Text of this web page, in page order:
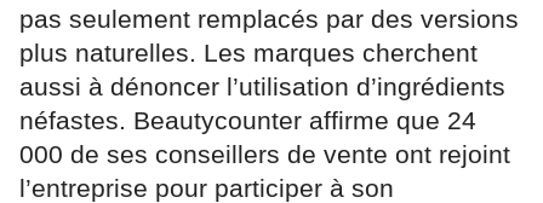
pas seulement remplacés par des versions
plus naturelles. Les marques cherchent
aussi à dénoncer l’utilisation d’ingrédients
néfastes. Beautycounter affirme que 24
000 de ses conseillers de vente ont rejoint
l’entreprise pour participer à son